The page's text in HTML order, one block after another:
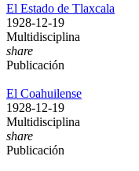
El Estado de Tlaxcala
1928-12-19
Multidisciplina
share
Publicación
El Coahuilense
1928-12-19
Multidisciplina
share
Publicación